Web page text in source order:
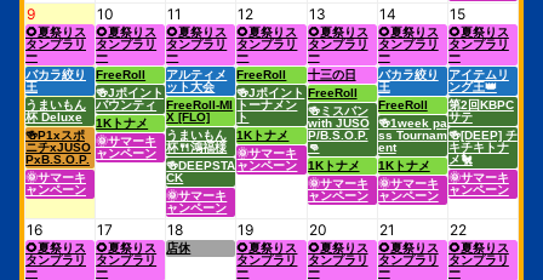
9
🌻夏祭りス
タンプラリ
ー
バカラ絞り
王
うまいもん
杯 Deluxe
🍻P1xスポ
ニチxJUSO
PxB.S.O.P.
🌞サマーキ
ャンペーン
10
🌻夏祭りス
タンプラリ
ー
FreeRoll
🍻Jポイント
バウンティ
1Kトナメ
🌞サマーキ
ャンペーン
11
🌻夏祭りス
タンプラリ
ー
アルティメ
ット大会
FreeRoll-MI
X [FLO]
うまいもん
杯🍴鴻福様
🍻DEEPSTA
CK
🌞サマーキ
ャンペーン
12
🌻夏祭りス
タンプラリ
ー
FreeRoll
🍻Jポイント
トーナメン
ト
1Kトナメ
🌞サマーキ
ャンペーン
13
🌻夏祭りス
タンプラリ
ー
十三の日
FreeRoll
🍻ミスバン
with JUSO
P/B.S.O.P.
👊
1Kトナメ
🌞サマーキ
ャンペーン
14
🌻夏祭りス
タンプラリ
ー
バカラ絞り
王
FreeRoll
🍻1week pa
ss Tournam
ent
1Kトナメ
🌞サマーキ
ャンペーン
15
🌻夏祭りス
タンプラリ
ー
アイテムリ
ング王👑
第2回KBPC
サテ
🍻[DEEP] チ
キチキトナ
メ🐔
🌞サマーキ
ャンペーン
16
🌻夏祭りス
タンプラリ
ー
17
🌻夏祭りス
タンプラリ
ー
18
店休
19
🌻夏祭りス
タンプラリ
ー
20
🌻夏祭りス
タンプラリ
ー
21
🌻夏祭りス
タンプラリ
ー
22
🌻夏祭りス
タンプラリ
ー